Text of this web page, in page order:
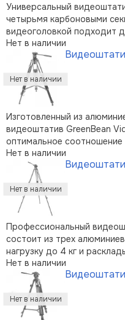
Универсальный
четырьмя карбоновыми
видеоголовкой подходит
как для видео, так и для
быстросъемной
Нет в наличии
Изготовленный из
видеоштатив GreenBean
оптимальное соотношение
максимальной нагрузки
съемочное
Зажимные клипсы
Нет в наличии
Профессиональный
состоит из трех
нагрузку до 4 кг и
1550 мм. Штатив
размещенного
ноги снижают размеры и
Нет в наличии